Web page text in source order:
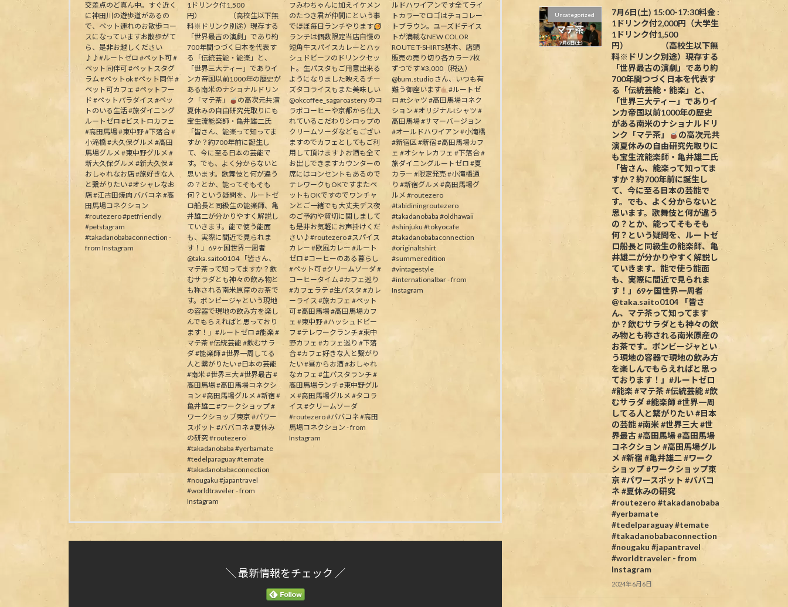
交差点のど真ん中。すぐ近く
に神田川の遊歩道があるの
で、ペット連れのお散歩コー
スになっていますお散歩がて
ら、是非お越しください
♪♪#ルートゼロ #ペット可 #
ペット同伴可 #ペットスタグ
ラム #ペットok #ペット同伴 #
ペット可カフェ #ペットフー
ド #ペットパラダイス #ペッ
トのいる生活 #旅ダイニング
ルートゼロ #ビストロカフェ
#高田馬場 #東中野 #下落合 #
小滝橋 #大久保グルメ #高田
馬場グルメ #東中野グルメ #
新大久保グルメ #新大久保 #
おしゃれなお店 #旅好きな人
と繋がりたい #オシャレなお
店 #江古田焼肉 ババコネ #高
田馬場コネクション
#routezero #petfriendly
#petstagram
#takadanobabaconnection -
from Instagram
1ドリンク付1,500
円） （高校生以下無
料※ドリンク別途）現存する
「世界最古の演劇」であり約
700年間つづく日本を代表す
る「伝統芸能・能楽」と、
「世界三大ティー」でありイ
ンカ帝国以前1000年の歴史が
ある南米のナショナルドリン
ク「マテ茶」
の高次元共演
夏休みの自由研究先取りにも
宝生流能楽師・亀井雄二氏
「皆さん、能楽って知ってま
すか？約700年前に誕生し
て、今に至る日本の芸能で
す。でも、よく分からないと
思います。歌舞伎と何が違う
の？とか、能ってそもそも
何？という疑問を、ルートゼ
ロ船長と同級生の能楽師、亀
井雄二が分かりやすく解説し
ていきます。能で使う能面
も、実際に間近で見られま
す！」69ヶ国世界一周者
@taka.saito0104 「皆さん、
マテ茶って知ってますか？飲
むサラダとも神々の飲み物と
も称される南米原産のお茶で
す。ボンビージャという現地
の容器で現地の飲み方を楽し
んでもらえればと思っており
ます！」#ルートゼロ #能楽 #
マテ茶 #伝統芸能 #飲むサラ
ダ #能楽師 #世界一周してる
人と繋がりたい #日本の芸能
#南米 #世界三大 #世界最古 #
高田馬場 #高田馬場コネクシ
ョン #高田馬場グルメ #新宿 #
亀井雄二 #ワークショップ #
ワークショップ東京 #パワー
スポット #ババコネ #夏休み
の研究 #routezero
#takadanobaba #yerbamate
#tedelparaguay #temate
#takadanobabaconnection
#nougaku #japantravel
#worldtraveler - from
Instagram
フみわちゃんに加えイケメン
のたつき君が仲間にという事
でほぼ毎日ランチやります
ランチは個数限定当店自慢の
短角牛スパイスカレーとハッ
シュドビーフのドリンクセッ
ト。生パスタもご用意出来る
ようになりました映えるチー
ズタコライスもまた美味しい
@okcoffee_sagaroastery のコ
ラボコーヒーや京都から仕入
れているこだわりシロップの
クリームソーダなどもござい
ますのでカフェとしてもご利
用して頂けます♪お酒も全て
お出しできますカウンターの
席にはコンセントもあるので
テレワークもOKですまたペ
ットもOKですのでワンチャ
ンとご一緒でも大丈夫デス夜
のご予約や貸切に関しまして
も是非お気軽にお声掛けくだ
さい♪#routezero #スパイス
カレー #欧風カレー #ルート
ゼロ #コーヒーのある暮らし
#ペット可 #クリームソーダ #
コーヒータイム #カフェ巡り
#カフェラテ #生パスタ #カレ
ーライス #旅カフェ #ペット
可 #高田馬場 #高田馬場カフ
ェ #東中野 #ハッシュドビー
フ #テレワークランチ #東中
野カフェ #カフェ巡り #下落
合 #カフェ好きな人と繋がり
たい #昼からお酒 #おしゃれ
なカフェ #生パスタランチ #
高田馬場ランチ #東中野グル
メ #高田馬場グルメ #タコラ
イス #クリームソーダ
#routezero #ババコネ #高田
馬場コネクション - from
Instagram
ルドハワイアンです全てライ
トカラーでロゴはチョコレー
トブラウン。ユーズドテイス
トが満載なNEW COLOR
ROUTE T-SHIRTS基本、店頭
販売の売り切り各カラー7枚
ずつです ¥3,000（税込）
@bum.studio さん、いつも有
難う御座います
#ルートゼ
ロ #tシャツ #高田馬場コネク
ション #オリジナルtシャツ #
高田馬場 #サマーバージョン
#オールドハワイアン #小滝橋
#新宿区 #新宿 #高田馬場カフ
ェ #オシャレカフェ #下落合 #
旅ダイニングルートゼロ #夏
カラー #限定発売 #小滝橋通
り #新宿グルメ #高田馬場グ
ルメ #routezero
#tabidiningroutezero
#takadanobaba #oldhawaii
#shinjuku #tokyocafe
#takadanobabaconnection
#originaltshirt
#summeredition
#vintagestyle
#internationalbar - from
Instagram
＼ 最新情報をチェック ／
Uncategorized
7月6日(土) 15:00-17:30料金 :
1ドリンク付2,000円（大学生
1ドリンク付1,500
円） （高校生以下無
料※ドリンク別途）現存する
「世界最古の演劇」であり約
700年間つづく日本を代表す
る「伝統芸能・能楽」と、
「世界三大ティー」でありイ
ンカ帝国以前1000年の歴史
がある南米のナショナルドリ
ンク「マテ茶」
の高次元共
演夏休みの自由研究先取りに
も宝生流能楽師・亀井雄二氏
「皆さん、能楽って知ってま
すか？約700年前に誕生し
て、今に至る日本の芸能で
す。でも、よく分からないと
思います。歌舞伎と何が違う
の？とか、能ってそもそも
何？という疑問を、ルートゼ
ロ船長と同級生の能楽師、亀
井雄二が分かりやすく解説し
ていきます。能で使う能面
も、実際に間近で見られま
す！」69ヶ国世界一周者
@taka.saito0104 「皆さ
ん、マテ茶って知ってます
か？飲むサラダとも神々の飲
み物とも称される南米原産の
お茶です。ボンビージャとい
う現地の容器で現地の飲み方
を楽しんでもらえればと思っ
ております！」#ルートゼロ
#能楽 #マテ茶 #伝統芸能 #飲
むサラダ #能楽師 #世界一周
してる人と繋がりたい #日本
の芸能 #南米 #世界三大 #世
界最古 #高田馬場 #高田馬場
コネクション #高田馬場グル
メ #新宿 #亀井雄二 #ワーク
ショップ #ワークショップ東
京 #パワースポット #ババコ
ネ #夏休みの研究
#routezero #takadanobaba
#yerbamate
#tedelparaguay #temate
#takadanobabaconnection
#nougaku #japantravel
#worldtraveler - from
Instagram
2024年6月6日